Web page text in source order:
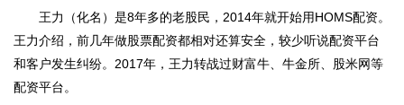
王力（化名）是8年多的老股民，2014年就开始用HOMS配资。
王力介绍，前几年做股票配资都相对还算安全，较少听说配资平台
和客户发生纠纷。2017年，王力转战过财富牛、牛金所、股米网等
配资平台。